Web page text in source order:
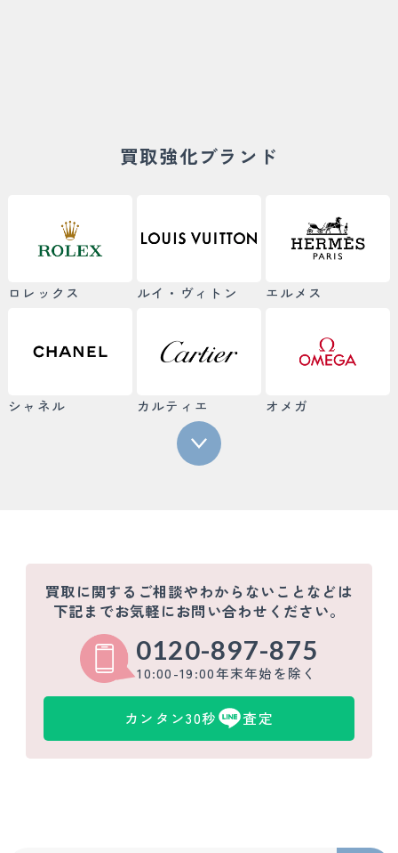
買取強化ブランド
ロレックス ルイ・ヴィトン エルメス
シャネル カルティエ オメガ
買取に関するご相談やわからないことなどは
下記までお気軽にお問い合わせください。
0120-897-875
10:00-19:00年末年始を除く
カンタン30秒 査定